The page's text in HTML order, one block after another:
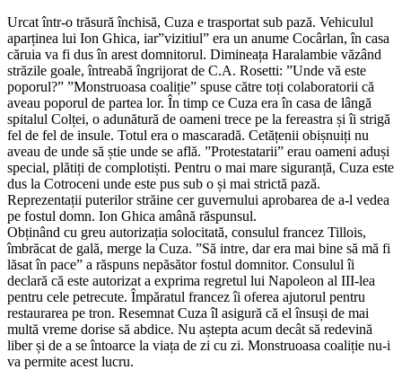
Urcat într-o trăsură închisă, Cuza e trasportat sub pază. Vehiculul
aparținea lui Ion Ghica, iar”vizitiul” era un anume Cocârlan, în casa
căruia va fi dus în arest domnitorul. Dimineața Haralambie văzând
străzile goale, întreabă îngrijorat de C.A. Rosetti: ”Unde vă este
poporul?” ”Monstruoasa coaliție” spuse către toți colaboratorii că
aveau poporul de partea lor. În timp ce Cuza era în casa de lângă
spitalul Colței, o adunătură de oameni trece pe la fereastra și îi strigă
fel de fel de insule. Totul era o mascaradă. Cetățenii obișnuiți nu
aveau de unde să știe unde se află. ”Protestatarii” erau oameni aduși
special, plătiți de complotiști. Pentru o mai mare siguranță, Cuza este
dus la Cotroceni unde este pus sub o și mai strictă pază.
Reprezentații puterilor străine cer guvernului aprobarea de a-l vedea
pe fostul domn. Ion Ghica amână răspunsul.
Obținând cu greu autorizația solocitată, consulul francez Tillois,
îmbrăcat de gală, merge la Cuza. ”Să intre, dar era mai bine să mă fi
lăsat în pace” a răspuns nepăsător fostul domnitor. Consulul îi
declară că este autorizat a exprima regretul lui Napoleon al III-lea
pentru cele petrecute. Împăratul francez îi oferea ajutorul pentru
restaurarea pe tron. Resemnat Cuza îl asigură că el însuși de mai
multă vreme dorise să abdice. Nu aștepta acum decât să redevină
liber și de a se întoarce la viața de zi cu zi. Monstruoasa coaliție nu-i
va permite acest lucru.